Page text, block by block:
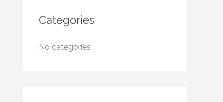
Categories
No categories